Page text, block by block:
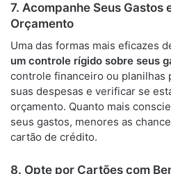
7. Acompanhe Seus Gastos
Orçamento
Uma das formas mais eficazes
um controle rígido sobre seus
controle financeiro ou planilhas
suas despesas e verificar se
orçamento. Quanto mais
seus gastos, menores as
cartão de crédito.
8. Opte por Cartões com